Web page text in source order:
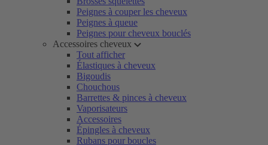
Peignes à couper les cheveux
Peignes à queue
Peignes pour cheveux bouclés
Accessoires cheveux
Tout afficher
Élastiques à cheveux
Bigoudis
Chouchous
Barrettes & pinces à cheveux
Vaporisateurs
Accessoires
Épingles à cheveux
Rubans pour boucles